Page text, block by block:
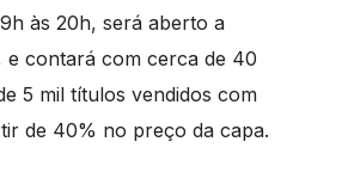
às 20h, será aberto a
e contará com cerca de 40
5 mil títulos vendidos com
de 40% no preço da capa.